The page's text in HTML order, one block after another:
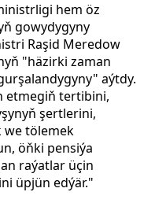
hem öz
gowydygyny
Raşid Meredow
"häzirki zaman
aýtdy.
etmegiň tertibini,
şertlerini,
we tölemek
öňki pensiýa
raýatlar üçin
üpjün edýär."